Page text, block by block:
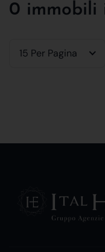
0 immobili
15 Per Pagina